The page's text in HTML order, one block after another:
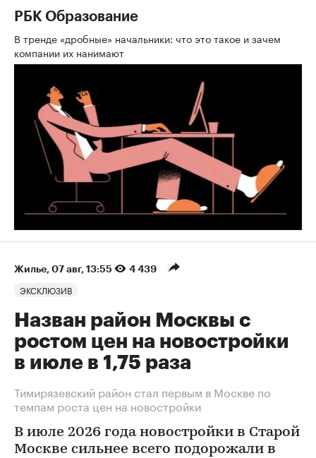
РБК Образование
В тренде «дробные» начальники: что это такое и зачем
компании их нанимают
Жилье 07 авг, 13:55 4 439
ЭКСКЛЮЗИВ
Назван район Москвы с
ростом цен на новостройки
в июле в 1,75 раза
Тимирязевский район стал первым в Москве по
темпам роста цен на новостройки
В июле 2026 года новостройки в Старой
Москве сильнее всего подорожали в